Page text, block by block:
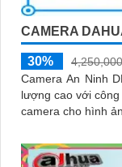
CAMERA
30%
Camera An Ninh
lượng cao với công nghệ tiên
camera cho hình